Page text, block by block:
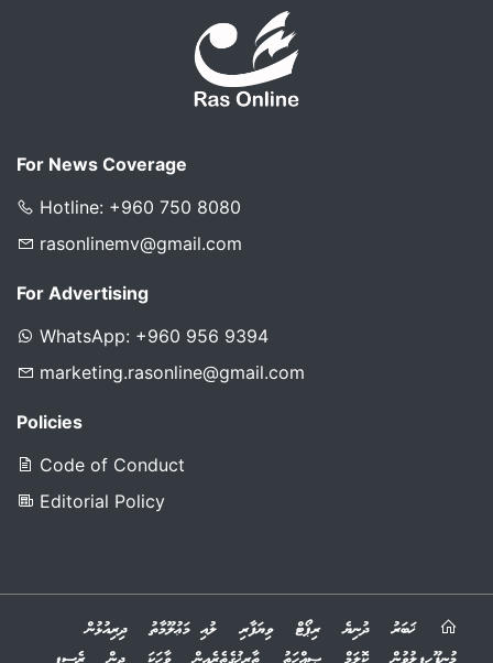
For News Coverage
Hotline: +960 750 8080
rasonlinemv@gmail.com
For Advertising
WhatsApp: +960 956 9394
marketing.rasonline@gmail.com
Policies
Code of Conduct
Editorial Policy
ޚަބަރު ދުނިޔެ ރިޕޯޓް ވިޔަފާރި ލުއި މަޢުލޫމާތު
ދިރިއުޅުން